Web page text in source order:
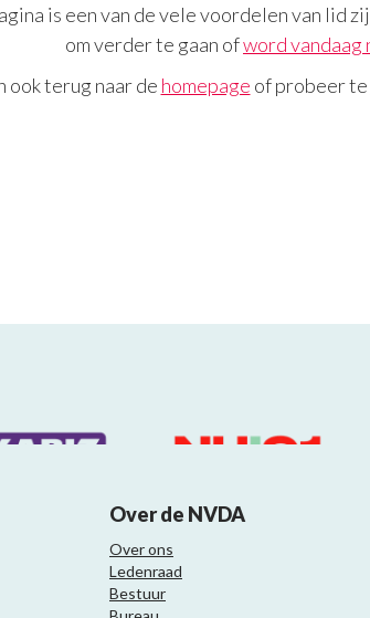
is een van de vele voordelen van lid
om verder te gaan ofword vandaag
ook terug naar de homepage of probeer te
Over de NVDA
Over ons
Ledenraad
Bestuur